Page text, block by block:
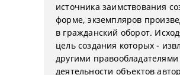
источника заимствования
форме, экземпляров
в гражданский оборот.
цель создания которых -
другими
деятельности объектов